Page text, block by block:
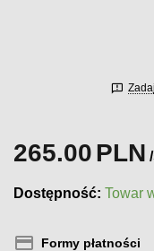
265.00PLN
Dostępność: Towar
Formy płatności